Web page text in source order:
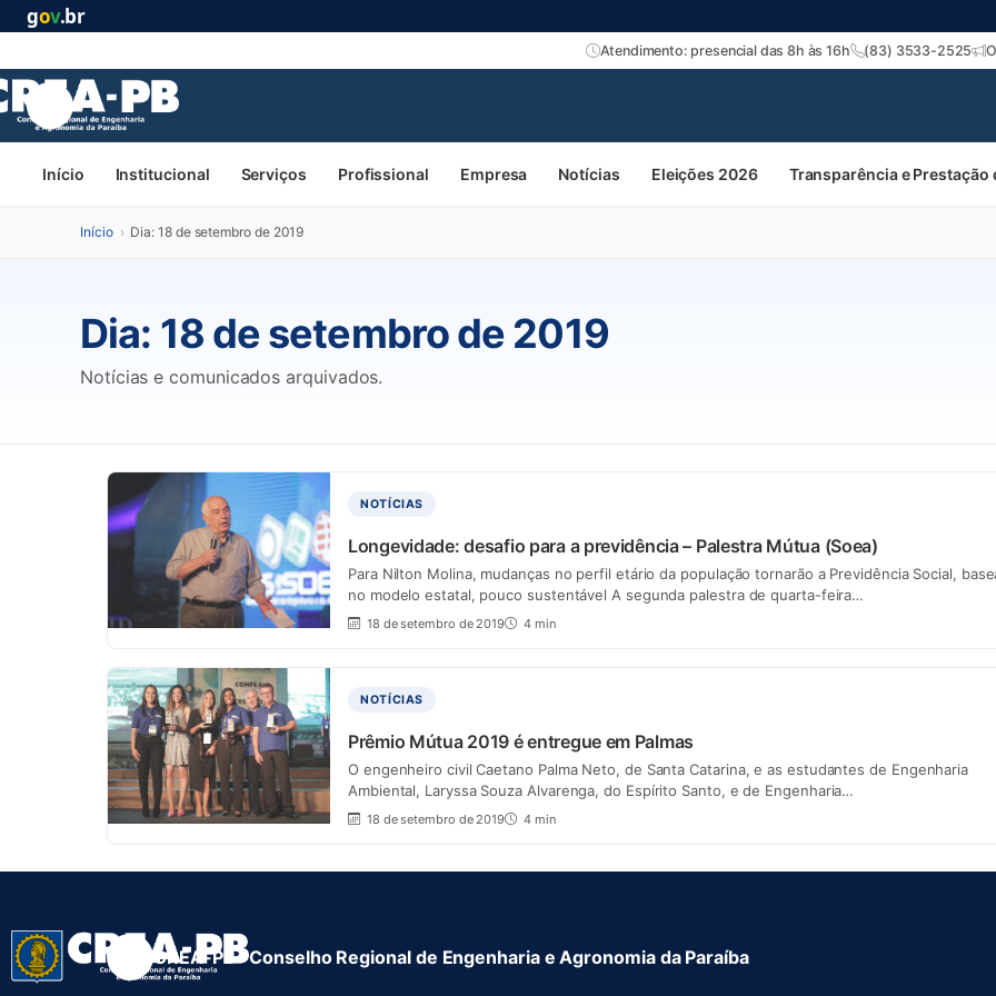
gov.br
Atendimento: presencial das 8h às 16h (83) 3533-2525
Início Institucional Serviços Profissional Empresa Notícias Eleições 2026 Transparência e Prestação
Início › Dia: 18 de setembro de 2019
Dia: 18 de setembro de 2019
Notícias e comunicados arquivados.
NOTÍCIAS
Longevidade: desafio para a previdência – Palestra Mútua (Soea)
Para Nilton Molina, mudanças no perfil etário da população tornarão a Previdência Social,
no modelo estatal, pouco sustentável A segunda palestra de quarta-feira…
18 de setembro de 2019 4 min
NOTÍCIAS
Prêmio Mútua 2019 é entregue em Palmas
O engenheiro civil Caetano Palma Neto, de Santa Catarina, e as estudantes de Engenharia
Ambiental, Laryssa Souza Alvarenga, do Espírito Santo, e de Engenharia…
18 de setembro de 2019 4 min
CREA-PB · Conselho Regional de Engenharia e Agronomia da Paraíba